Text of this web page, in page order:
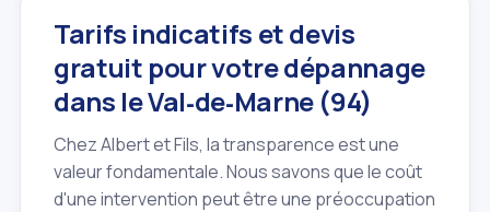
Tarifs indicatifs et devis
gratuit pour votre dépannage
dans le Val‑de‑Marne (94)
Chez Albert et Fils, la transparence est une
valeur fondamentale. Nous savons que le coût
d'une intervention peut être une préoccupation